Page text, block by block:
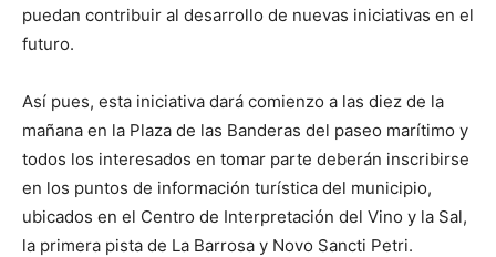
puedan contribuir al desarrollo de nuevas iniciativas en el
futuro.
Así pues, esta iniciativa dará comienzo a las diez de la
mañana en la Plaza de las Banderas del paseo marítimo y
todos los interesados en tomar parte deberán inscribirse
en los puntos de información turística del municipio,
ubicados en el Centro de Interpretación del Vino y la Sal,
la primera pista de La Barrosa y Novo Sancti Petri.